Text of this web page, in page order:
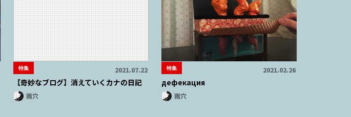
特集 2021.07.22
【奇妙なブログ】消えていくカナの日記
雨穴
特集 2021.02.26
дефекация
雨穴